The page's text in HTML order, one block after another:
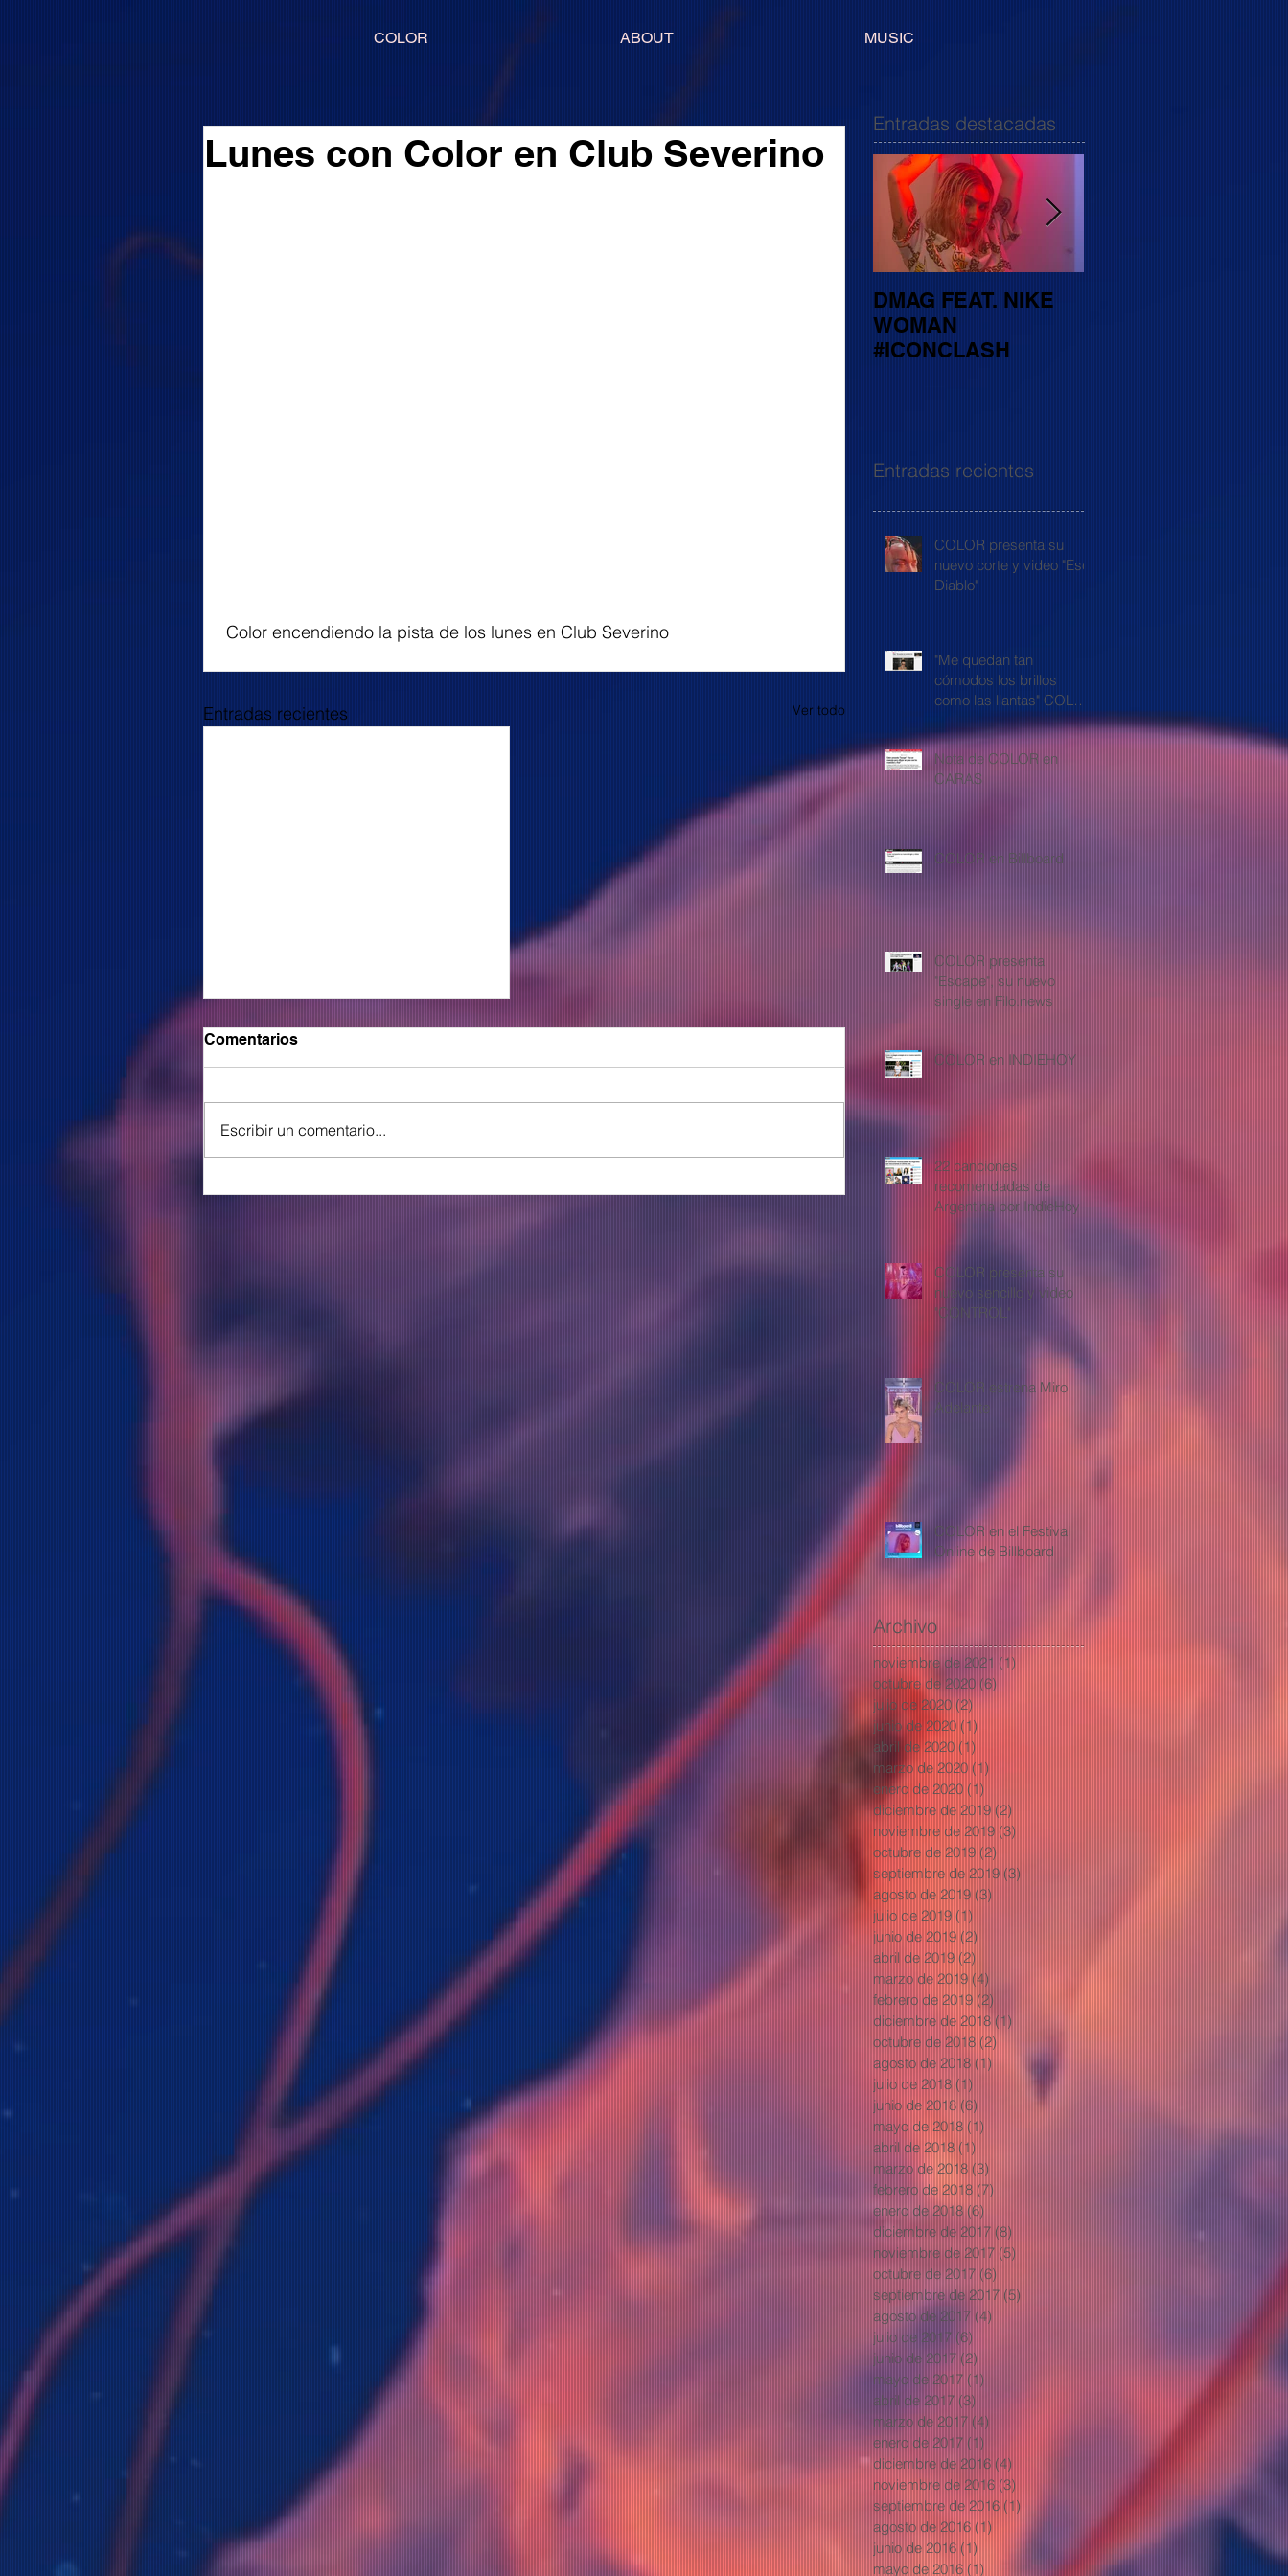
COLOR ABOUT MUSIC
Lunes con Color en Club Severino
Color encendiendo la pista de los lunes en Club Severino
Entradas recientes Ver todo
COLOR presenta su nuevo
Comentarios
Escribir un comentario...
Entradas destacadas
DMAG FEAT. NIKE
WOMAN
#ICONCLASH
Entradas recientes
COLOR presenta su
nuevo corte y video "Ese
Diablo"
"Me quedan tan
cómodos los brillos
como las llantas" COLOR
en Filo.news
Nota de COLOR en
CARAS
COLOR en Billboard
COLOR presenta
"Escape", su nuevo
single en Filo.news
COLOR en INDIEHOY
22 canciones
recomendadas de
Argentina por IndieHoy
COLOR presenta su
nuevo sencillo y video
"CONTROL"
COLOR estrena Miro
Adelante
COLOR en el Festival
Online de Billboard
Archivo
noviembre de 2021 (1)
octubre de 2020 (6)
julio de 2020 (2)
junio de 2020 (1)
abril de 2020 (1)
marzo de 2020 (1)
enero de 2020 (1)
diciembre de 2019 (2)
noviembre de 2019 (3)
octubre de 2019 (2)
septiembre de 2019 (3)
agosto de 2019 (3)
julio de 2019 (1)
junio de 2019 (2)
abril de 2019 (2)
marzo de 2019 (4)
febrero de 2019 (2)
diciembre de 2018 (1)
octubre de 2018 (2)
agosto de 2018 (1) 1 entrada
julio de 2018 (1)
junio de 2018 (6) 6 entradas
mayo de 2018 (1)
abril de 2018 (1)
marzo de 2018 (3)
febrero de 2018 (7)
enero de 2018 (6)
diciembre de 2017 (8)
noviembre de 2017 (5)
octubre de 2017 (6)
septiembre de 2017 (5)
agosto de 2017 (4)
julio de 2017 (6)
junio de 2017 (2)
mayo de 2017 (1)
abril de 2017 (3)
marzo de 2017 (4)
enero de 2017 (1)
diciembre de 2016 (4)
noviembre de 2016 (3)
septiembre de 2016 (1)
agosto de 2016 (1)
junio de 2016 (1)
mayo de 2016 (1)